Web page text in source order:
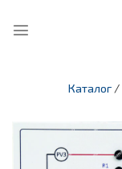
Каталог /